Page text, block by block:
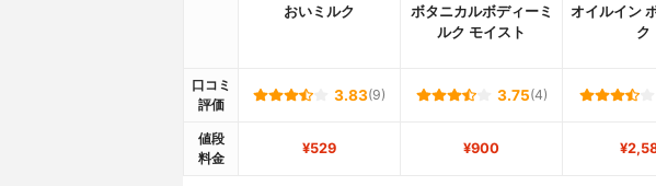
おいミルク
ボタニカルボディーミ
ルク モイスト
オイルイン
ク
口コミ
評価
3.83(9) 3.75(4)
値段
料金
¥529 ¥900